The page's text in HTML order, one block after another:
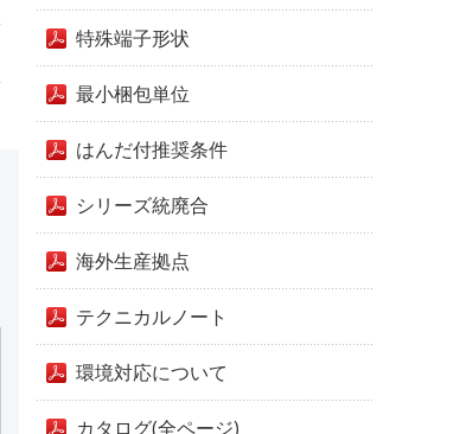
特殊端子形状
最小梱包単位
はんだ付推奨条件
シリーズ統廃合
海外生産拠点
テクニカルノート
環境対応について
カタログ(全ページ)